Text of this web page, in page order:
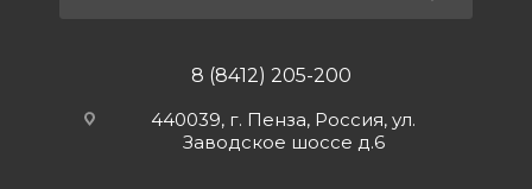
8 (8412) 205-200
440039, г. Пенза, Россия, ул.
Заводское шоссе д.6